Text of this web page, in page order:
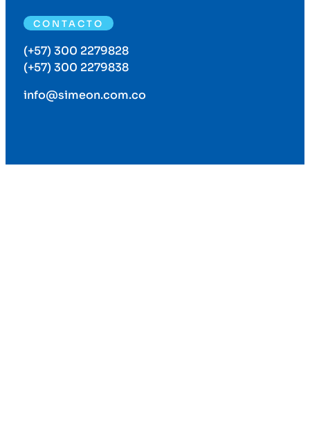
CONTACTO
(+57) 300 2279828
(+57) 300 2279838
info@simeon.com.co